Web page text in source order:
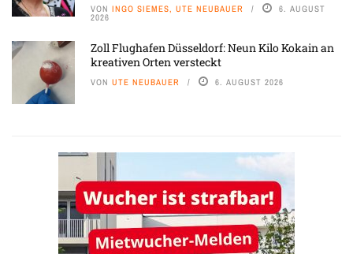
VON INGO SIEMES, UTE NEUBAUER 6. AUGUST
2026
Zoll Flughafen Düsseldorf: Neun Kilo Kokain an
kreativen Orten versteckt
VON UTE NEUBAUER 6. AUGUST 2026